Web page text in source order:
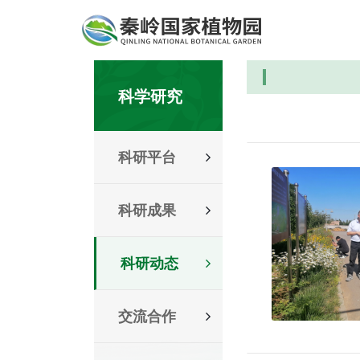
科学研究
科研平台
科研成果
科研动态
交流合作